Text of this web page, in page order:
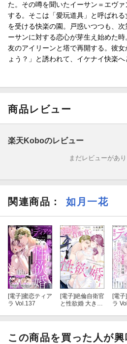
た。その噂を聞いたイーサン＝エヴ
する。そこは「愛玩道具」と呼ばれ
を受ける快楽の園。戸惑いつつも、
ーサンに対する恋心が芽生え始めた
友のアイリーンと塔で再開する。彼
ょう？」と誘われて、イケナイ快楽
商品レビュー
楽天Koboのレビュー
まだレビューがあり
関連商品 ： 如月一花
[電子]蜜恋ティア
ラ Vol.137
[電子]絶倫自衛官
と性欲婚 大きす
【かきおろし漫
画付】
[電子]
ラ
この商品を買った人が